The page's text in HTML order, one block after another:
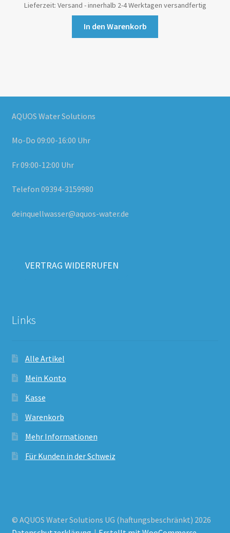
Lieferzeit: Versand - innerhalb 2-4 Werktagen versandfertig
In den Warenkorb
AQUOS Water Solutions
Mo-Do 09:00-16:00 Uhr
Fr 09:00-12:00 Uhr
Telefon 09394-3159980
deinquellwasser@aquos-water.de
VERTRAG WIDERRUFEN
Links
Alle Artikel
Mein Konto
Kasse
Warenkorb
Mehr Informationen
Für Kunden in der Schweiz
© AQUOS Water Solutions UG (haftungsbeschränkt) 2026